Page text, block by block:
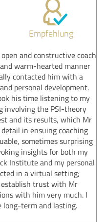
Empfehlung
and constructive coach
warm-hearted manner
contacted him with a
personal development.
his time listening to my
involving the PSI-theory
and its results, which Mr
in ensuing coaching
sometimes surprising
insights for both my
Institute and my personal
in a virtual setting;
trust with Mr
with him very much. I
term and lasting.